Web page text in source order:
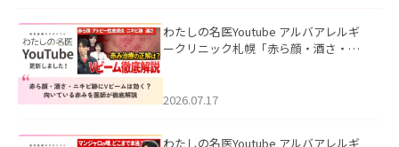
わたしの名医Youtube アルバアレルギ
ークリニック札幌「赤ら顔・酒さ・ニ
した。
2026.07.17
わたしの名医Youtube アルバアレルギ